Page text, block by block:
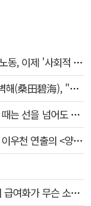
[이정식의 시대의 창]폭염 속 이동노동, 이제 '사회적 위험 관리'로 전환할 때
[뉴스로 보는 고사성어]<32>상전벽해(桑田碧海), "뽕나무밭이 푸른 바다가 되었다."
[김종섭의 광고 이야기] 광고를 할 때는 선을 넘어도 좋습니다.
[김건표의 연극리뷰] 오태영 신작, 이우천 연출의 <양은 양순하다>"국민을 온순한 양으로 길들이는 전체주의적 정치의 알레고리"
[사설] 환자 부담 못 줄이는 간병비 급여화가 무슨 소용인가